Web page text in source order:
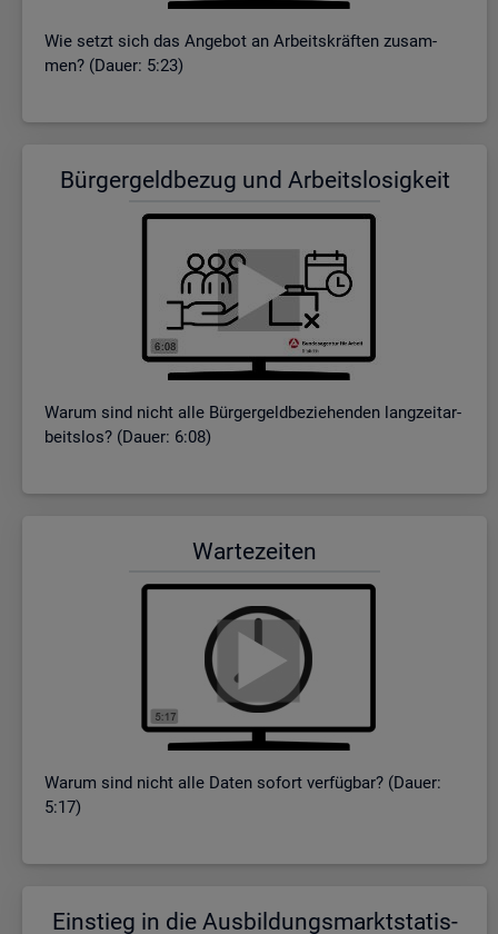
Wie setzt sich das An­ge­bot an Ar­beits­kräf­ten zu­sam­
men? (Dauer: 5:23)
Bür­ger­geld­be­zug und Ar­beits­lo­sig­keit
Warum sind nicht alle Bür­ger­geld­be­zie­hen­den lang­zeit­ar­
beits­los? (Dauer: 6:08)
War­te­zei­ten
Warum sind nicht alle Daten so­fort ver­füg­bar? (Dauer:
5:17)
Ein­stieg in die Aus­bil­dungs­markt­sta­tis­